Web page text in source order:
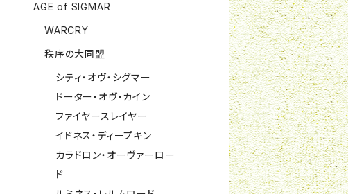
AGE of SIGMAR
WARCRY
秩序の大同盟
シティ・オヴ・シグマー
ドーター・オヴ・カイン
ファイヤースレイヤー
イドネス・ディープキン
カラドロン・オーヴァーロー
ド